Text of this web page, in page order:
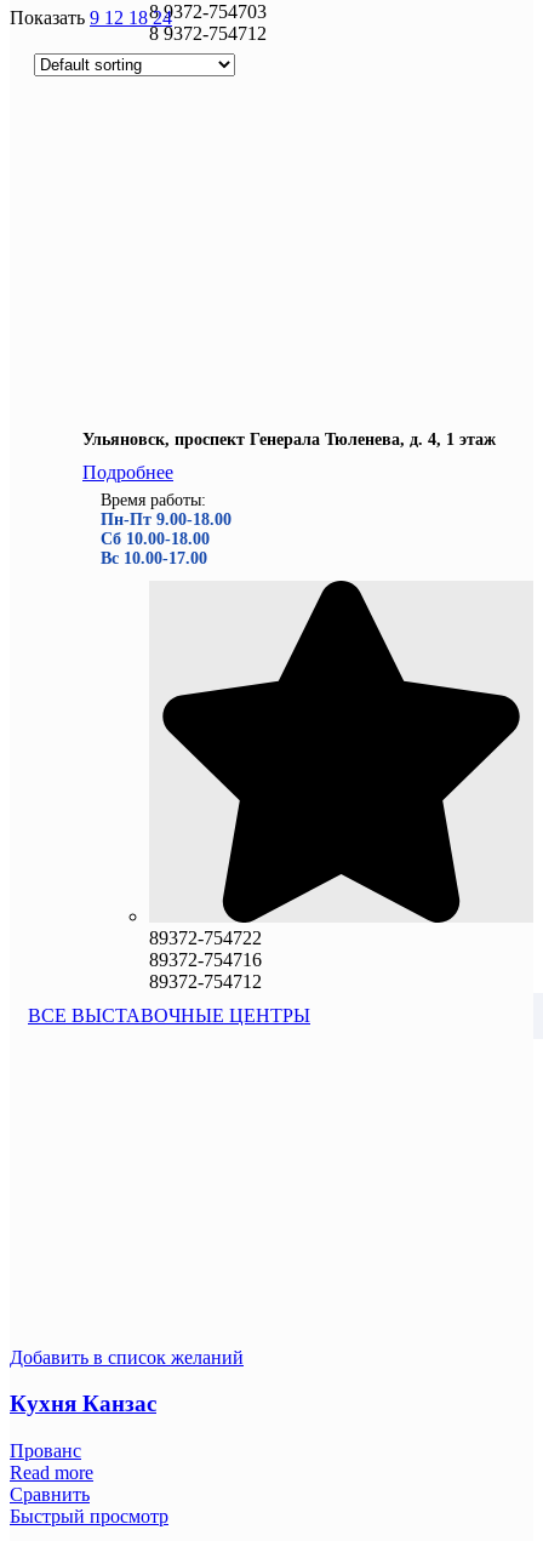
8 9372-754703
8 9372-754712
Ульяновск, проспект Генерала Тюленева, д. 4, 1 этаж
Подробнее
Время работы:
Пн-Пт 9.00-18.00
Сб 10.00-18.00
Вс 10.00-17.00
89372-754722
89372-754716
89372-754712
ВСЕ ВЫСТАВОЧНЫЕ ЦЕНТРЫ
Показать 9 12 1824
Добавить в список желаний
Кухня Канзас
Прованс
Read more
Сравнить
Быстрый просмотр